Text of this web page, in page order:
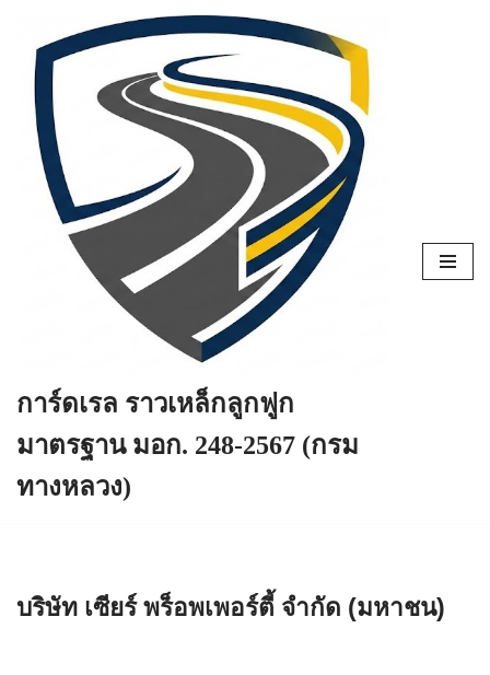
Skip
content
การ์ดเรล ราวเหล็กลูกฟูก
มาตรฐาน มอก. 248-2567 (กรม
ทางหลวง)
บริษัท เซียร์ พร็อพเพอร์ตี้ จำกัด (มหาชน)